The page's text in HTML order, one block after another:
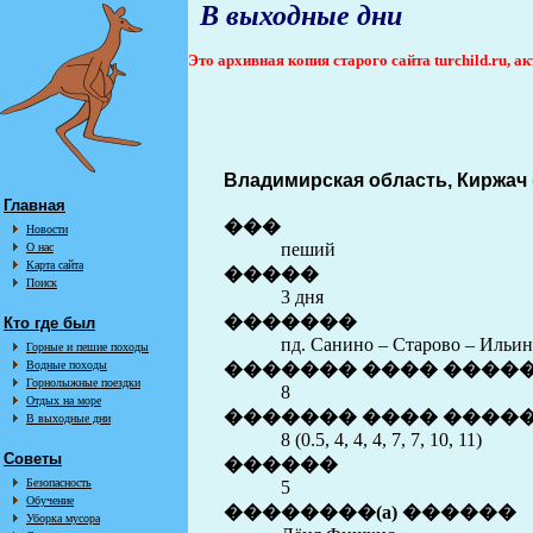
Главная
Новости
О нас
Карта сайта
Поиск
Кто где был
Горные и пешие походы
Водные походы
Горнолыжные поездки
Отдых на море
В выходные дни
Советы
Безопасность
Обучение
Уборка мусора
В выходные дни
Это архивная копия старого сайта turchild.ru,
Владимирская область, Киржач
���
пеший
�����
3 дня
�������
пд. Санино – Старово –
������� ����
8
������� ����
8 (0.5, 4, 4, 4, 7, 7, 10, 11)
������
5
��������(a) ������